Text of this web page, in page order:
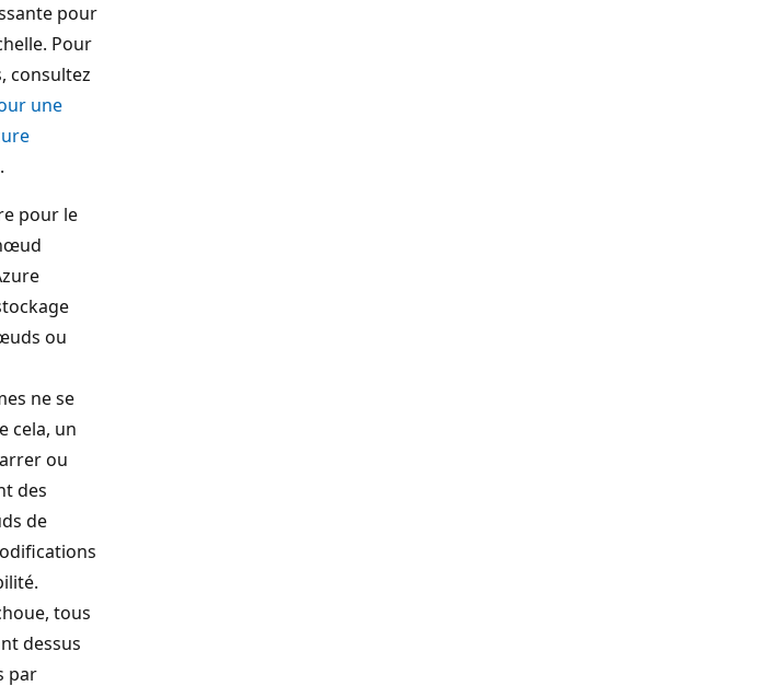
pour
Pour
consultez
une
.
pour le
ou
ne se
cela, un
ou
des
de
tous
dessus
par